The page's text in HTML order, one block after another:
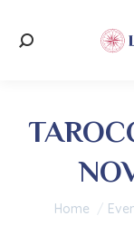
Cerca:
Tu sei qui:
Home